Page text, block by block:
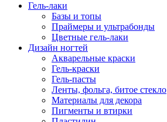
Гель-лаки
Базы и топы
Праймеры и ультрабонды
Цветные гель-лаки
Дизайн ногтей
Акварельные краски
Гель-краски
Гель-пасты
Ленты, фольга, битое стекло
Материалы для декора
Пигменты и втирки